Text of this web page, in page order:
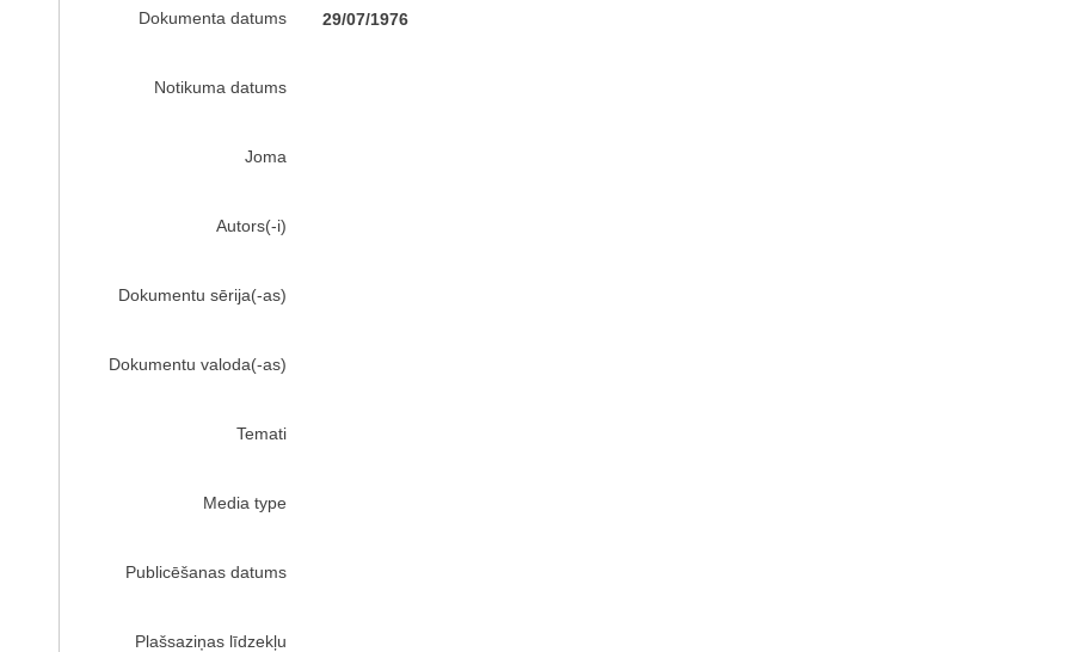
Dokumenta datums 29/07/1976
Notikuma datums
Joma
Autors(-i)
Dokumentu sērija(-as)
Dokumentu valoda(-as)
Temati
Media type
Publicēšanas datums
Plašsaziņas līdzekļu